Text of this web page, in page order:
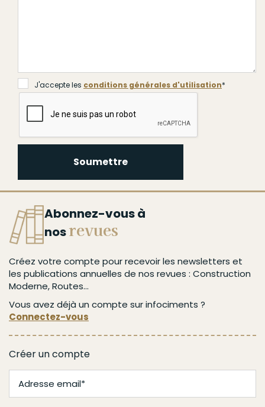
J'accepte les conditions générales d'utilisation*
Soumettre
Abonnez-vous à
nosrevues
Créez votre compte pour recevoir les newsletters et
les publications annuelles de nos revues : Construction
Moderne, Routes...
Vous avez déjà un compte sur infociments ?
Connectez-vous
Créer un compte